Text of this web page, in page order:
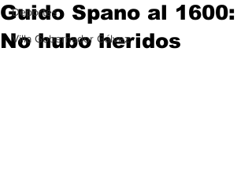
Deportes
Villa Gobernador Gálvez
Guido Spano al 1600:
No hubo heridos